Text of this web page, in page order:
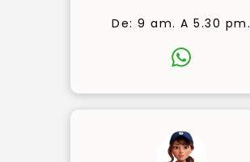
De: 9 am. A 5.30 pm.